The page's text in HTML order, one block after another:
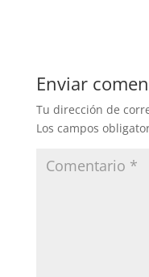
b
o
o
A
p
p
Enviar
Tu dirección de
Los campos